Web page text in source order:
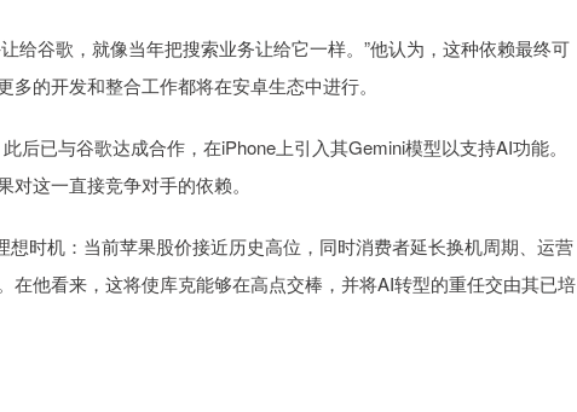
谷歌，就像当年把搜索业务让给它一样。”他认为，这种依赖最终可
的开发和整合工作都将在安卓生态中进行。
已与谷歌达成合作，在iPhone上引入其Gemini模型以支持AI功能。
这一直接竞争对手的依赖。
时机：当前苹果股价接近历史高位，同时消费者延长换机周期、运营
在他看来，这将使库克能够在高点交棒，并将AI转型的重任交由其已培